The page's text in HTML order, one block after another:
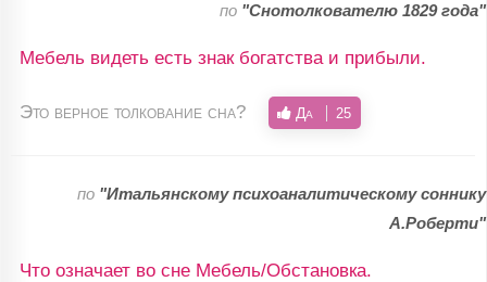
по "Снотолкователю 1829 года"
Мебель видеть есть знак богатства и прибыли.
Это верное толкование сна? Да 25
по "Итальянскому психоаналитическому соннику
А.Роберти"
Что означает во сне Мебель/Обстановка.